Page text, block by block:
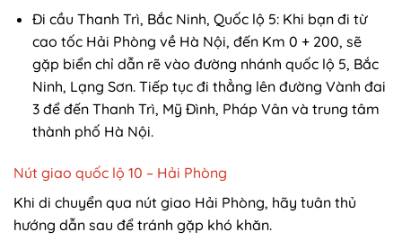
Đi cầu Thanh Trì, Bắc Ninh, Quốc lộ 5: Khi bạn đi từ
cao tốc Hải Phòng về Hà Nội, đến Km 0 + 200, sẽ
gặp biển chỉ dẫn rẽ vào đường nhánh quốc lộ 5, Bắc
Ninh, Lạng Sơn. Tiếp tục đi thẳng lên đường Vành đai
3 để đến Thanh Trì, Mỹ Đình, Pháp Vân và trung tâm
thành phố Hà Nội.
Nút giao quốc lộ 10 – Hải Phòng
Khi di chuyển qua nút giao Hải Phòng, hãy tuân thủ
hướng dẫn sau để tránh gặp khó khăn.